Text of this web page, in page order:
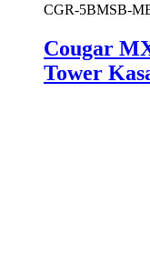
CGR-5BMSB-
Cougar
Tower